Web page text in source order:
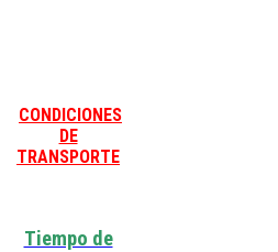
CONDICIONES
DE
TRANSPORTE
Tiempo de